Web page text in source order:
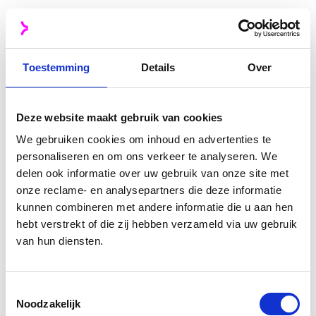
Toestemming Details Over
Deze website maakt gebruik van cookies
We gebruiken cookies om inhoud en advertenties te
personaliseren en om ons verkeer te analyseren. We
delen ook informatie over uw gebruik van onze site met
onze reclame- en analysepartners die deze informatie
kunnen combineren met andere informatie die u aan hen
hebt verstrekt of die zij hebben verzameld via uw gebruik
van hun diensten.
Noodzakelijk